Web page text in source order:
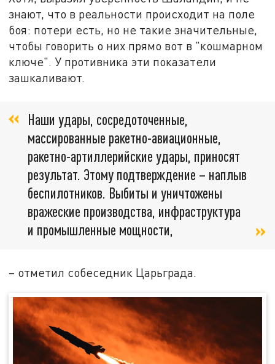
знают, что в реальности происходит на поле
боя: потери есть, но не такие значительные,
чтобы говорить о них прямо вот в "кошмарном
ключе". У противника эти показатели
зашкаливают.
Наши удары, сосредоточенные,
массированные ракетно-авиационные,
ракетно-артиллерийские удары, приносят
результат. Этому подтверждение – наплыв
беспилотников. Выбиты и уничтожены
вражеские производства, инфраструктура
и промышленные мощности,
– отметил собеседник Царьграда.